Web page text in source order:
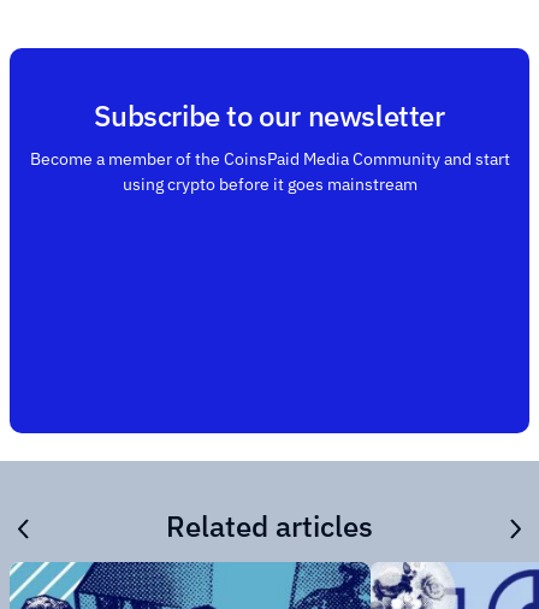
Subscribe to our newsletter
Become a member of the CoinsPaid Media Community and start
using crypto before it goes mainstream
Related articles